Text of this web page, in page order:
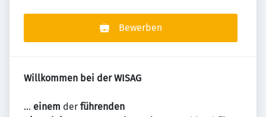
Bewerben
Willkommen bei der WISAG
… einem der führenden